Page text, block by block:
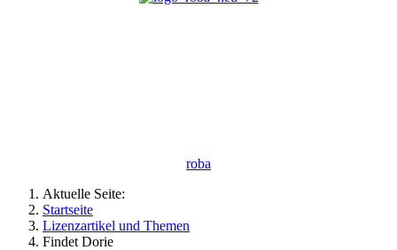
roba
Aktuelle Seite:
Startseite
Lizenzartikel und Themen
Findet Dorie